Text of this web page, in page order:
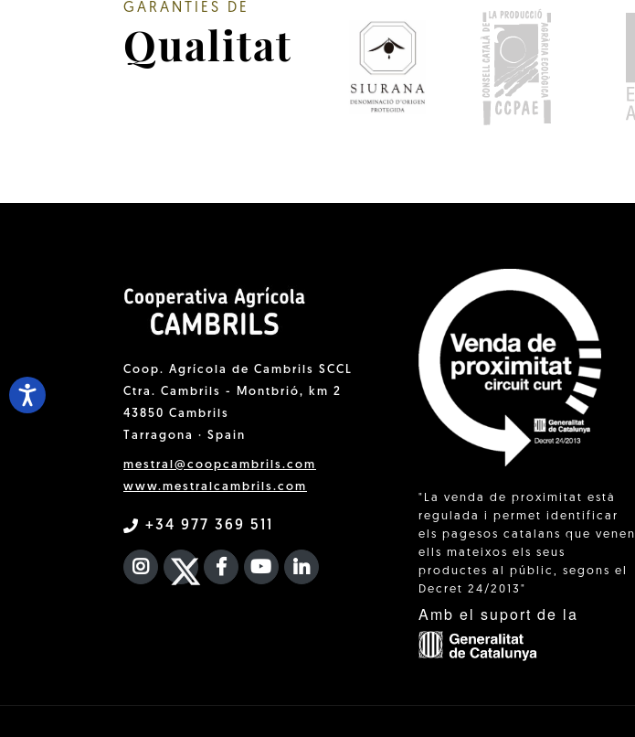
GARANTIES DE
Qualitat
Coop. Agrícola de Cambrils SCCL
Ctra. Cambrils - Montbrió, km 2
43850 Cambrils
Tarragona · Spain
mestral@coopcambrils.com
www.mestralcambrils.com
+34 977 369 511
INSTAGRAM
TWITTER
FACEBOOK F
YOUTUBEFA LINKEDIN IN
"La venda de proximitat està
regulada i permet identificar
els pagesos catalans que venen
ells mateixos els seus
productes al públic, segons el
Decret 24/2013"
Amb el suport de la